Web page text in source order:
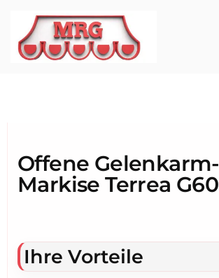
Offene Gelenkarm-
Markise Terrea G60
Ihre Vorteile